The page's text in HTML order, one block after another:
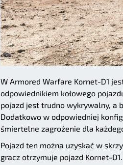
W Armored Warfare Kornet-D1
odpowiednikiem kołowego
pojazd jest trudno wykrywalny, a
Dodatkowo w odpowiedniej
śmiertelne zagrożenie dla
Pojazd ten można uzyskać w
gracz otrzymuje pojazd Kornet-D1.